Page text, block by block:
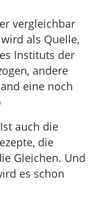
vergleichbar
als Quelle,
Instituts der
andere
eine noch
auch die
die
Gleichen. Und
es schon